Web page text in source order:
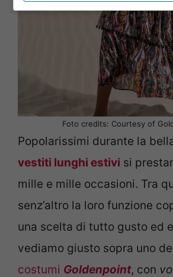
Foto credits: Courtesy of
Popolarissimi durante la
vestiti lunghi estivi si
mille e mille occasioni. Tra
senz’altro la loro funzione
una scelta di tutto gusto ed
vediamo giusto sopra uno
costumi Goldenpoint, con